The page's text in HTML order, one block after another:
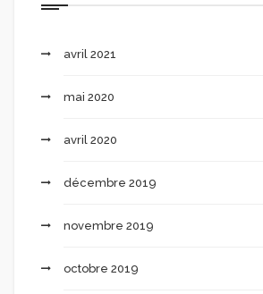
avril 2021
mai 2020
avril 2020
décembre 2019
novembre 2019
octobre 2019